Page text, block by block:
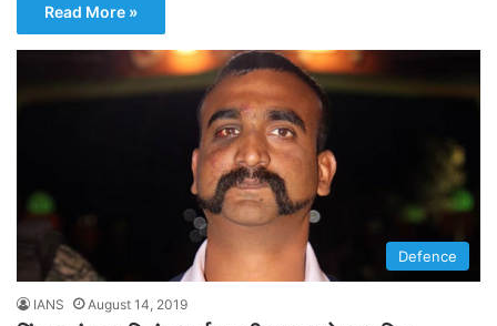
Read More »
Defence
IANS August 14, 2019